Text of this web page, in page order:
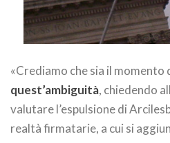
«Crediamo che sia il momento
quest’ambiguità, chiedendo
valutare l’espulsione di
realtà firmatarie, a cui si